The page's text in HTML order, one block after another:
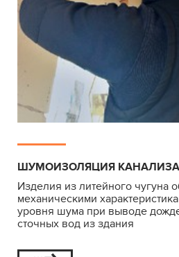
ШУМОИЗОЛЯЦИЯ
Изделия из литейного чугуна
механическими
уровня шума при выводе
сточных вод из здания